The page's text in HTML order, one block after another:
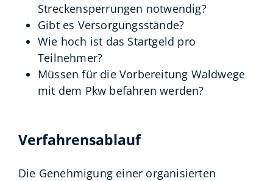
Streckensperrungen notwendig?
Gibt es Versorgungsstände?
Wie hoch ist das Startgeld pro
Teilnehmer?
Müssen für die Vorbereitung Waldwege
mit dem Pkw befahren werden?
Verfahrensablauf
Die Genehmigung einer organisierten